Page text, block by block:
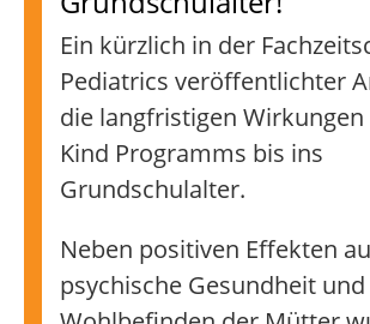
Ein kürzlich in der
Pediatrics veröffentlichter
die langfristigen Wirkungen
Kind Programms bis ins
Grundschulalter.
Neben positiven Effekten
psychische Gesundheit und